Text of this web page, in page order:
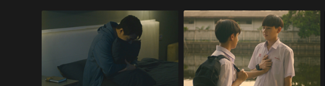
行ったスアンスーンは、別の高校に通うオ
ンサーと出会い、一緒に映画を見る。スア
ンスーンが帰宅すると、隣室の男はすでに
を降りたあとに、なぜか高校生のオンサー
と出会う。高校生のオンサーはスアンスー
ンを怪しいと思いながらも放っておけず、
警察に連れていく。